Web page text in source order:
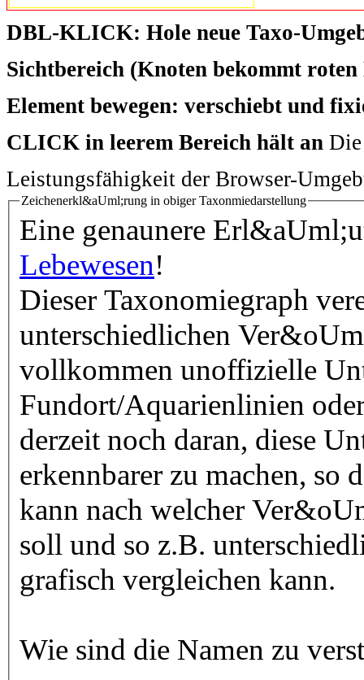
DBL-KLICK: Hole neue Taxo-
Sichtbereich (Knoten bekommt
Element bewegen: verschiebt und
CLICK in leerem Bereich hält an
Leistungsfähigkeit der Browser-
Zeichenerkl&aUml;rung in obiger Taxonmiedarstellung
Eine genaunere
Lebewesen!
Dieser Taxonomiegraph
unterschiedlichen
vollkommen unoffizielle
Fundort/Aquarienlinien
derzeit noch daran, diese
erkennbarer zu machen,
kann nach welcher
soll und so z.B.
grafisch vergleichen kann.
Wie sind die Namen zu